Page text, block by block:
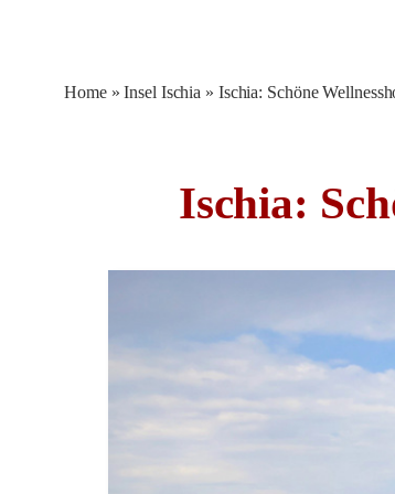
Home»Insel Ischia » Ischia: Schöne
Ischia: